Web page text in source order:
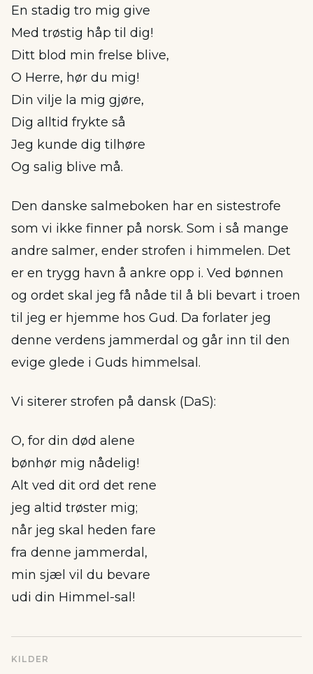
En stadig tro mig give
Med trøstig håp til dig!
Ditt blod min frelse blive,
O Herre, hør du mig!
Din vilje la mig gjøre,
Dig alltid frykte så
Jeg kunde dig tilhøre
Og salig blive må.
Den danske salmeboken har en sistestrofe
som vi ikke finner på norsk. Som i så mange
andre salmer, ender strofen i himmelen. Det
er en trygg havn å ankre opp i. Ved bønnen
og ordet skal jeg få nåde til å bli bevart i troen
til jeg er hjemme hos Gud. Da forlater jeg
denne verdens jammerdal og går inn til den
evige glede i Guds himmelsal.
Vi siterer strofen på dansk (DaS):
O, for din død alene
bønhør mig nådelig!
Alt ved dit ord det rene
jeg altid trøster mig;
når jeg skal heden fare
fra denne jammerdal,
min sjæl vil du bevare
udi din Himmel-sal!
KILDER